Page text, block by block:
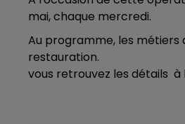
mai, chaque mercredi.
Au programme, les métiers
restauration.
vous retrouvez les détails à